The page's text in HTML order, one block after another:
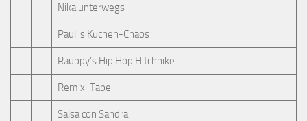
Nika unterwegs
Pauli's Küchen-Chaos
Rauppy’s Hip Hop Hitchhike
Remix-Tape
Salsa con Sandra